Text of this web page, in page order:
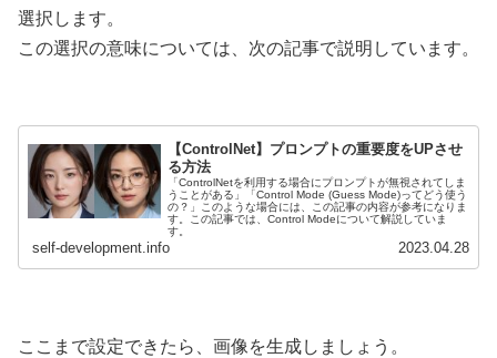
選択します。
この選択の意味については、次の記事で説明しています。
【ControlNet】プロンプトの重要度をUPさせ
る方法
「ControlNetを利用する場合にプロンプトが無視されてしま
うことがある」「Control Mode (Guess Mode)ってどう使う
の？」このような場合には、この記事の内容が参考になりま
す。この記事では、Control Modeについて解説していま
す。
self-development.info 2023.04.28
ここまで設定できたら、画像を生成しましょう。